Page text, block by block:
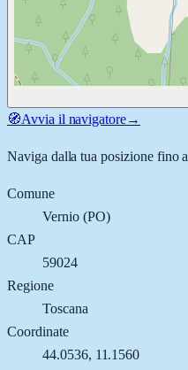
🧭Avvia il navigatore→
Naviga dalla tua posizione fino a
Comune
Vernio(PO)
CAP
59024
Regione
Toscana
Coordinate
44.0536, 11.1560